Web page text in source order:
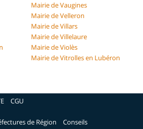
Mairie de Vaugines
Mairie de Velleron
Mairie de Villars
Mairie de Villelaure
Mairie de Violès
Mairie de Vitrolles en Lubéron
CGU
de Région
Conseils